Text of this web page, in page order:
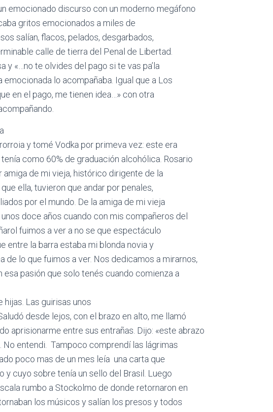
emocionado discurso con un moderno megáfono
gritos emocionados a miles de
salían, flacos, pelados, desgarbados,
calle de tierra del Penal de Libertad.
y «…no te olvides del pago si te vas pa’la
emocionada lo acompañaba. Igual que a Los
en el pago, me tienen idea…» con otra
y tomé Vodka por primeva vez: este era
como 60% de graduación alcohólica. Rosario
amiga de mi vieja, histórico dirigente de la
ella, tuvieron que andar por penales,
por el mundo. De la amiga de mi vieja
doce años cuando con mis compañeros del
fuimos a ver a no se que espectáculo
entre la barra estaba mi blonda novia y
de lo que fuimos a ver. Nos dedicamos a mirarnos,
pasión que solo tenés cuando comienza a
hijas. Las guirisas unos
desde lejos, con el brazo en alto, me llamó
aprisionarme entre sus entrañas. Dijo: «este abrazo
No entendi. Tampoco comprendí las lágrimas
poco mas de un mes leía una carta que
y cuyo sobre tenía un sello del Brasil. Luego
rumbo a Stockolmo de donde retornaron en
los músicos y salían los presos y todos